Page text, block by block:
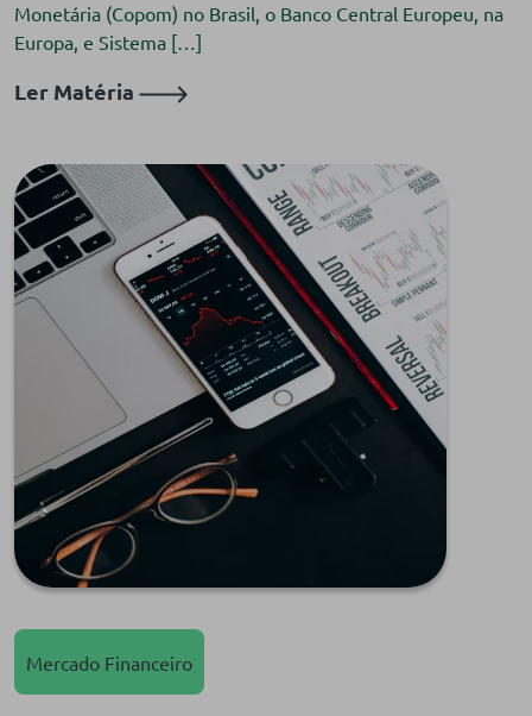
Monetária (Copom) no Brasil, o Banco Central Europeu, na
Europa, e Sistema […]
Ler Matéria
Mercado Financeiro